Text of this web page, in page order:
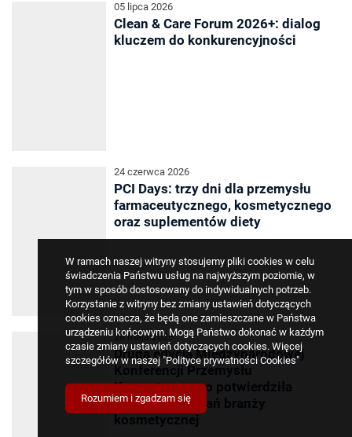
W ramach naszej witryny stosujemy pliki cookies w celu
świadczenia Państwu usług na najwyższym poziomie, w
tym w sposób dostosowany do indywidualnych potrzeb.
Korzystanie z witryny bez zmiany ustawień dotyczących
cookies oznacza, że będą one zamieszczane w Państwa
urządzeniu końcowym. Mogą Państwo dokonać w każdym
czasie zmiany ustawień dotyczących cookies. Więcej
szczegółów w naszej"Polityce prywatności Cookies"
Rozumiem i zgadzam się
05 lipca 2026
Clean & Care Forum 2026+: dialog
kluczem do konkurencyjności
24 czerwca 2026
PCI Days: trzy dni dla przemysłu
farmaceutycznego, kosmetycznego
oraz suplementów diety
26 maja 2026
Druga edycja Międzynarodowej
Konferencji Przemysłu
Kosmetycznego potwierdziła
potrzebę spotkań branży
kosmetycznej